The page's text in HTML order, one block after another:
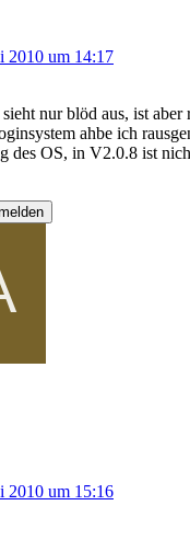
2010 um 14:17
sieht nur blöd aus, ist aber
ahbe ich
des OS, in V2.0.8 ist
2010 um 15:16